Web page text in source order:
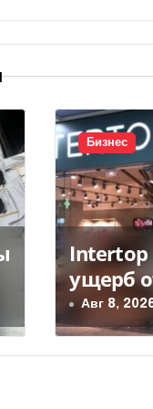
Бизнес
ущерб
склада
грн
Авг 8,